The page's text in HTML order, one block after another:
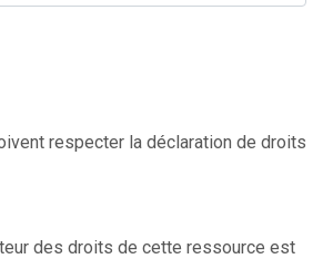
respecter la déclaration de droits
des droits de cette ressource est